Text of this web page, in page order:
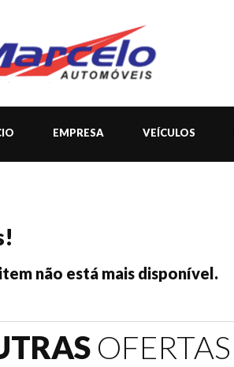
EMPRESA VEÍCULOS
não está mais disponível.
OFERTAS